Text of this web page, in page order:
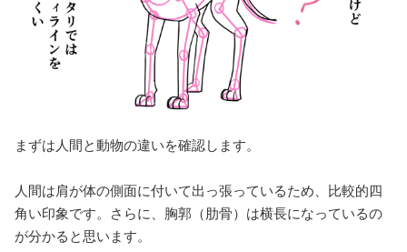
まずは人間と動物の違いを確認します。
人間は肩が体の側面に付いて出っ張っているため、比較的四
角い印象です。さらに、胸郭（肋骨）は横長になっているの
が分かると思います。